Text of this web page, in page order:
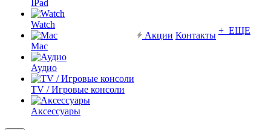
IPad
Watch
Mac
Аудио
TV / Игровые консоли
Аксессуары
Акции Контакты + ЕЩЕ